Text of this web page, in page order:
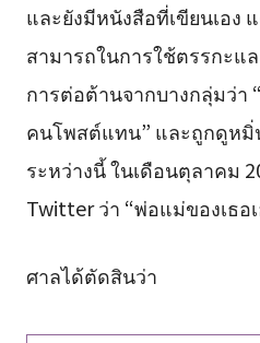
และยังมีหนังสือที่เขียนเอง
สามารถในการใช้ตรรกะแ
การต่อต้านจากบางกลุ่มว่า
คนโพสต์แทน” และถูกดูหมิ่
ระหว่างนี้ ในเดือนตุลาคม
Twitter ว่า “พ่อแม่ของเธอ
ศาลได้ตัดสินว่า